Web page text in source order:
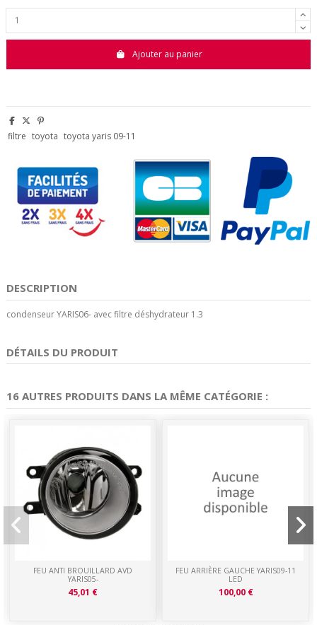
Ajouter au panier
filtre toyota toyota yaris 09-11
DESCRIPTION
condenseur YARIS06- avec filtre déshydrateur 1.3
DÉTAILS DU PRODUIT
16 AUTRES PRODUITS DANS LA MÊME CATÉGORIE :
FEU ANTI BROUILLARD AVD
YARIS05-
45,01 €
FEU ARRIÈRE GAUCHE YARIS09-11
LED
100,00 €